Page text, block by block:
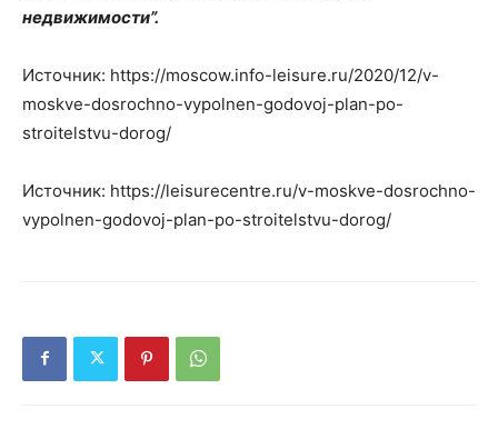
недвижимости”.
Источник: https://moscow.info-leisure.ru/2020/12/v-
moskve-dosrochno-vypolnen-godovoj-plan-po-
stroitelstvu-dorog/
Источник: https://leisurecentre.ru/v-moskve-dosrochno-
vypolnen-godovoj-plan-po-stroitelstvu-dorog/